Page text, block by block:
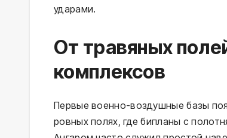
ударами.
От травяных
комплексов
Первые военно-воздушные базы
ровных полях, где бипланы с